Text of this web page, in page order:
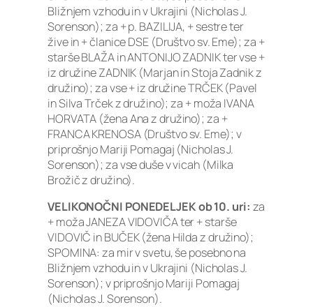
Bližnjem vzhodu in v Ukrajini (Nicholas J.
Sorenson); za + p. BAZILIJA, + sestre ter
žive in + članice DSE (Društvo sv. Eme); za +
starše BLAŽA in ANTONIJO ZADNIK ter vse +
iz družine ZADNIK (Marjan in Stoja Zadnik z
družino); za vse + iz družine TRČEK (Pavel
in Silva Trček z družino); za + moža IVANA
HORVATA (žena Ana z družino); za +
FRANCA KRENOSA (Društvo sv. Eme); v
priprošnjo Mariji Pomagaj (Nicholas J.
Sorenson); za vse duše v vicah (Milka
Brožič z družino).
VELIKONOČNI PONEDELJEK ob 10. uri: za
+ moža JANEZA VIDOVIČA ter + starše
VIDOVIČ in BUČEK (žena Hilda z družino);
SPOMINA: za mir v svetu, še posebno na
Bližnjem vzhodu in v Ukrajini (Nicholas J.
Sorenson); v priprošnjo Mariji Pomagaj
(Nicholas J. Sorenson).